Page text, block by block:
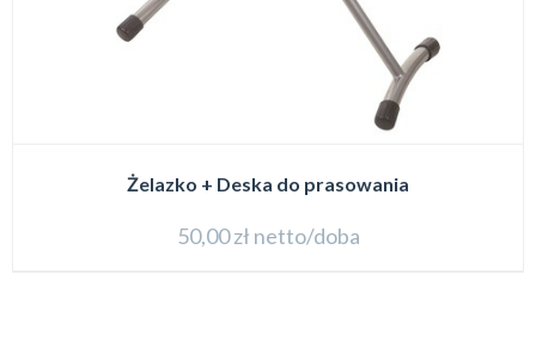
Żelazko + Deska do prasowania
50,00zł netto/doba